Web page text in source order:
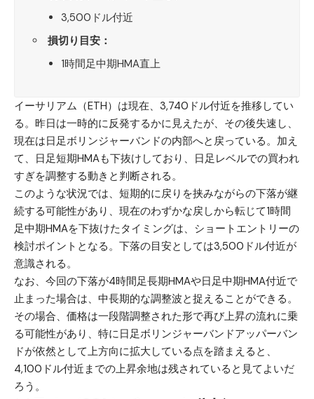
3,500ドル付近
損切り目安：
1時間足中期HMA直上
イーサリアム（ETH） は現在、3,740ドル付近を推移してい
る。昨日は一時的に反発するかに見えたが、その後失速し、
現在は日足ボリンジャーバンドの内部へと戻っている。加え
て、日足短期HMAも下抜けしており、日足レベルでの買われ
すぎを調整する動きと判断される。
このような状況では、短期的に戻りを挟みながらの下落が継
続する可能性があり、現在のわずかな戻しから転じて1時間
足中期HMAを下抜けたタイミングは、ショートエントリーの
検討ポイントとなる。下落の目安としては3,500ドル付近が
意識される。
なお、今回の下落が4時間足長期HMAや日足中期HMA付近で
止まった場合は、中長期的な調整波と捉えることができる。
その場合、価格は一段階調整された形で再び上昇の流れに乗
る可能性があり、特に日足ボリンジャーバンドアッパーバン
ドが依然として上方向に拡大している点を踏まえると、
4,100ドル付近までの上昇余地は残されていると見てよいだ
ろう。